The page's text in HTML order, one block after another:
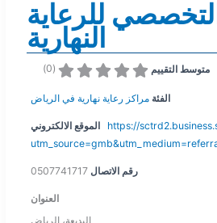
للرعاية
النهارية
متوسط التقييم (
0
)
الفئة مراكز رعاية نهارية في الرياض
الموقع الالكتروني
https://
رقم الاتصال 0507741717
العنوان
البديعة، الرياض